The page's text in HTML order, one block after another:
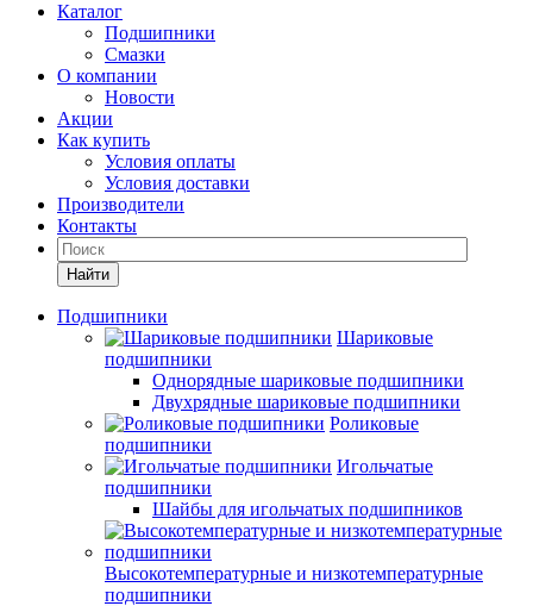
Каталог
Подшипники
Смазки
О компании
Новости
Акции
Как купить
Условия оплаты
Условия доставки
Производители
Контакты
Найти
Подшипники
Шариковые
подшипники
Однорядные шариковые подшипники
Двухрядные шариковые подшипники
Роликовые
подшипники
Игольчатые
подшипники
Шайбы для игольчатых подшипников
Высокотемпературные и низкотемпературные
подшипники